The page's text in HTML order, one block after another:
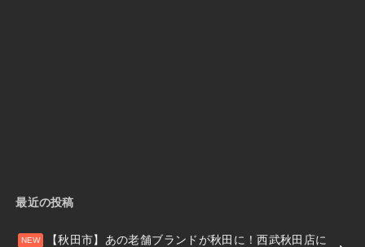
最近の投稿
【秋田市】あの老舗ブランドが秋田に！西武秋田店に